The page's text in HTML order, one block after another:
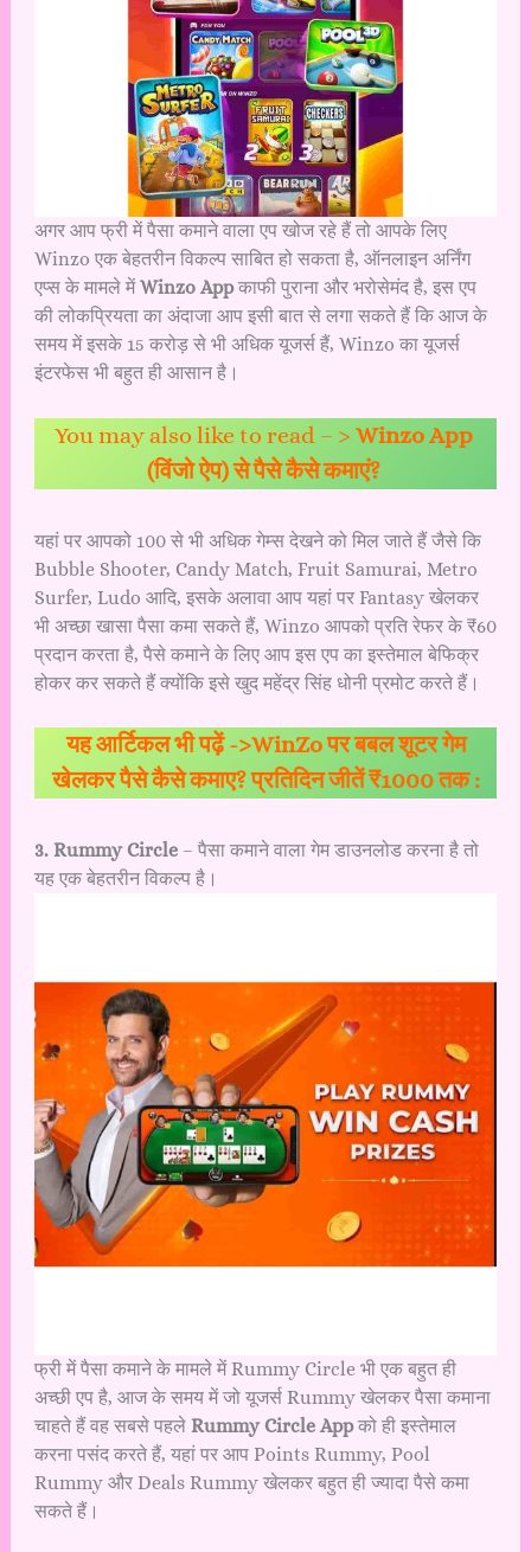
अगर आप फ्री में पैसा कमाने वाला एप खोज रहे हैं तो आपके लिए
Winzo एक बेहतरीन विकल्प साबित हो सकता है, ऑनलाइन अर्निंग
एप्स के मामले मेंWinzo Appकाफी पुराना और भरोसेमंद है, इस एप
की लोकप्रियता का अंदाजा आप इसी बात से लगा सकते हैं कि आज के
समय में इसके 15 करोड़ से भी अधिक यूजर्स हैं, Winzo का यूजर्स
इंटरफेस भी बहुत ही आसान है।
You may also like to read – > Winzo App
(विंजो ऐप) से पैसे कैसे कमाएं?
यहां पर आपको 100 से भी अधिक गेम्स देखने को मिल जाते हैं जैसे कि
Bubble Shooter, Candy Match, Fruit Samurai, Metro
Surfer, Ludo आदि, इसके अलावा आप यहां पर Fantasy खेलकर
भी अच्छा खासा पैसा कमा सकते हैं, Winzo आपको प्रति रेफर के ₹60
प्रदान करता है, पैसे कमाने के लिए आप इस एप का इस्तेमाल बेफिक्र
होकर कर सकते हैं क्योंकि इसे खुद महेंद्र सिंह धोनी प्रमोट करते हैं।
यह आर्टिकल भी पढ़ें ->WinZo पर बबल शूटर गेम
खेलकर पैसे कैसे कमाए? प्रतिदिन जीतें ₹1000 तक :
3. Rummy Circle– पैसा कमाने वाला गेम डाउनलोड करना है तो
यह एक बेहतरीन विकल्प है।
फ्री में पैसा कमाने के मामले में Rummy Circle भी एक बहुत ही
अच्छी एप है, आज के समय में जो यूजर्स Rummy खेलकर पैसा कमाना
चाहते हैं वह सबसे पहले Rummy Circle Appको ही इस्तेमाल
करना पसंद करते हैं, यहां पर आप Points Rummy, Pool
Rummy और Deals Rummy खेलकर बहुत ही ज्यादा पैसे कमा
सकते हैं।